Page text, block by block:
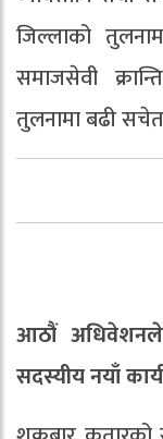
जिल्लाको
समाजसेवी
तुलनामा बढी
आठौं अधिवेशनले
सदस्यीय नयाँ